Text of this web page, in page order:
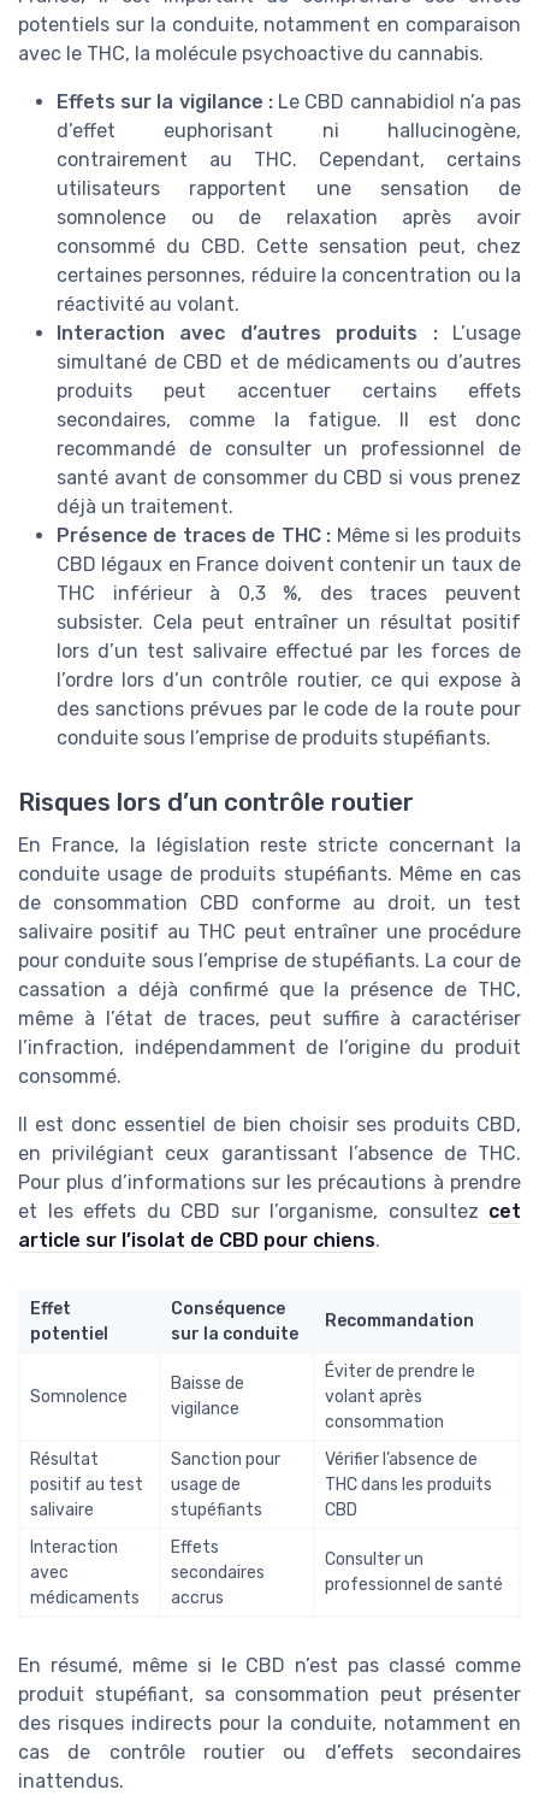
potentiels sur la conduite, notamment en comparaison
avec le THC, la molécule psychoactive du cannabis.
Effets sur la vigilance :Le CBD cannabidiol n’a pas
d’effet euphorisant ni hallucinogène,
contrairement au THC. Cependant, certains
utilisateurs rapportent une sensation de
somnolence ou de relaxation après avoir
consommé du CBD. Cette sensation peut, chez
certaines personnes, réduire la concentration ou la
réactivité au volant.
Interaction avec d’autres produits :L’usage
simultané de CBD et de médicaments ou d’autres
produits peut accentuer certains effets
secondaires, comme la fatigue. Il est donc
recommandé de consulter un professionnel de
santé avant de consommer du CBD si vous prenez
déjà un traitement.
Présence de traces de THC : Même si les produits
CBD légaux en France doivent contenir un taux de
THC inférieur à 0,3 %, des traces peuvent
subsister. Cela peut entraîner un résultat positif
lors d’un test salivaire effectué par les forces de
l’ordre lors d’un contrôle routier, ce qui expose à
des sanctions prévues par le code de la route pour
conduite sous l’emprise de produits stupéfiants.
Risques lors d’un contrôle routier
En France, la législation reste stricte concernant la
conduite usage de produits stupéfiants. Même en cas
de consommation CBD conforme au droit, un test
salivaire positif au THC peut entraîner une procédure
pour conduite sous l’emprise de stupéfiants. La cour de
cassation a déjà confirmé que la présence de THC,
même à l’état de traces, peut suffire à caractériser
l’infraction, indépendamment de l’origine du produit
consommé.
Il est donc essentiel de bien choisir ses produits CBD,
en privilégiant ceux garantissant l’absence de THC.
Pour plus d’informations sur les précautions à prendre
et les effets du CBD sur l’organisme, consultez cet
article sur l’isolat de CBD pour chiens.
Effet
potentiel
Conséquence
sur la conduite
Recommandation
Somnolence
Baisse de
vigilance
Éviter de prendre le
volant après
consommation
Résultat
positif au test
salivaire
Sanction pour
usage de
stupéfiants
Vérifier l’absence de
THC dans les produits
CBD
Interaction
avec
médicaments
Effets
secondaires
accrus
Consulter un
professionnel de santé
En résumé, même si le CBD n’est pas classé comme
produit stupéfiant, sa consommation peut présenter
des risques indirects pour la conduite, notamment en
cas de contrôle routier ou d’effets secondaires
inattendus.